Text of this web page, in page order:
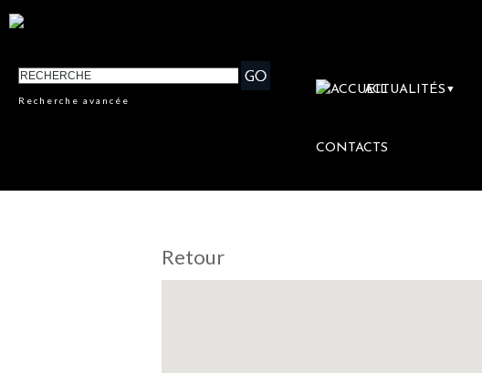
Recherche avancée
ACTUALITÉS ▼
CONTACTS
Retour